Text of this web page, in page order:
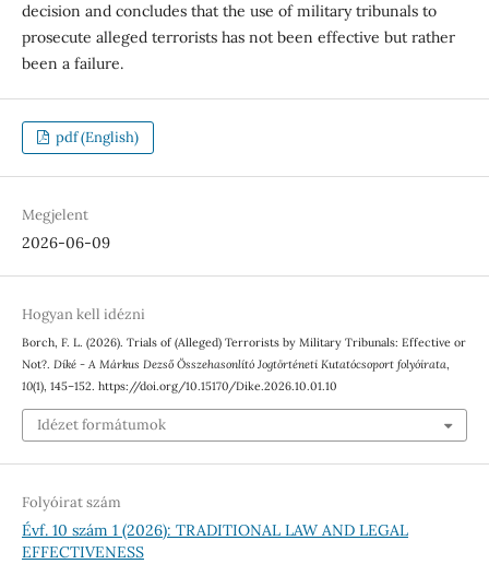
decision and concludes that the use of military tribunals to
prosecute alleged terrorists has not been effective but rather
been a failure.
pdf (English)
Megjelent
2026-06-09
Hogyan kell idézni
Borch, F. L. (2026). Trials of (Alleged) Terrorists by Military Tribunals: Effective or
Not?. Díké - A Márkus Dezső Összehasonlító Jogtörténeti Kutatócsoport folyóirata,
10(1), 145–152. https://doi.org/10.15170/Dike.2026.10.01.10
Idézet formátumok
Folyóirat szám
Évf. 10 szám 1 (2026): TRADITIONAL LAW AND LEGAL
EFFECTIVENESS